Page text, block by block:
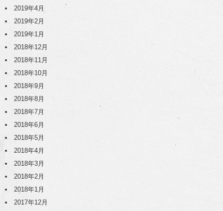
2019年4月
2019年2月
2019年1月
2018年12月
2018年11月
2018年10月
2018年9月
2018年8月
2018年7月
2018年6月
2018年5月
2018年4月
2018年3月
2018年2月
2018年1月
2017年12月